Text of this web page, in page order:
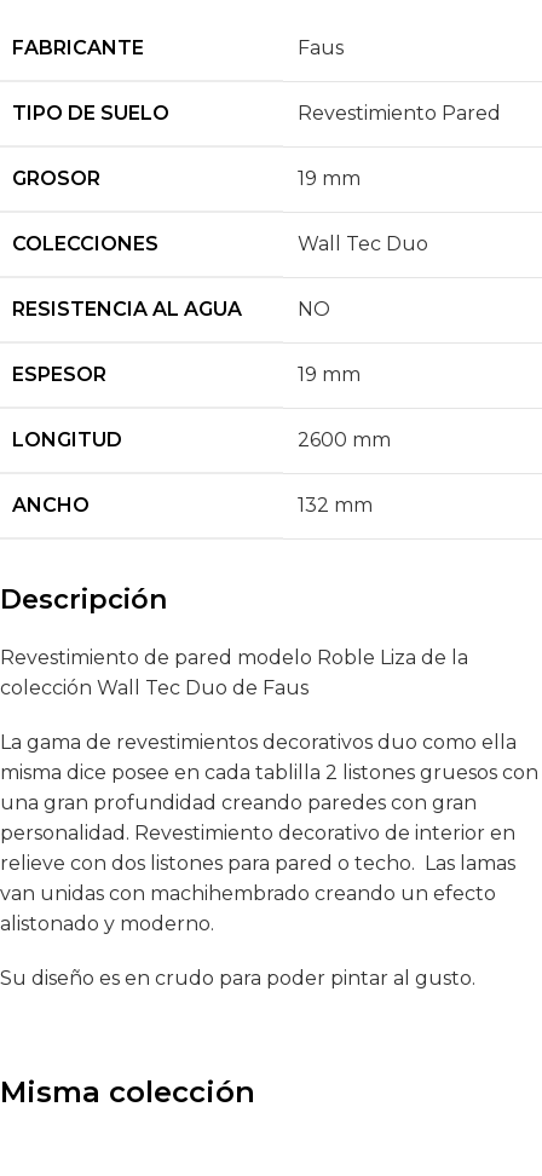
FABRICANTE Faus
TIPO DE SUELO Revestimiento Pared
GROSOR 19 mm
COLECCIONES Wall Tec Duo
RESISTENCIA AL AGUA NO
ESPESOR 19 mm
LONGITUD 2600 mm
ANCHO 132 mm
Descripción
Revestimiento de pared modelo Roble Liza de la
colección Wall Tec Duo de Faus
La gama de revestimientos decorativos duo como ella
misma dice posee en cada tablilla 2 listones gruesos con
una gran profundidad creando paredes con gran
personalidad. Revestimiento decorativo de interior en
relieve con dos listones para pared o techo. Las lamas
van unidas con machihembrado creando un efecto
alistonado y moderno.
Su diseño es en crudo para poder pintar al gusto.
Misma colección